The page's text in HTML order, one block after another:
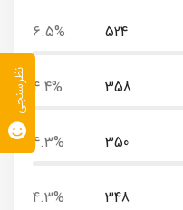
524
6.5%
358
4.4%
350
4.3%
348
4.3%
نظرسنجی